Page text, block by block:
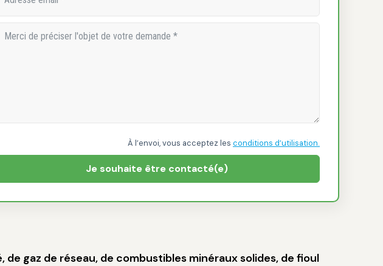
À l’envoi, vous acceptez les conditions d’utilisation.
Je souhaite être contacté(e)
de gaz de réseau, de combustibles minéraux solides, de fioul